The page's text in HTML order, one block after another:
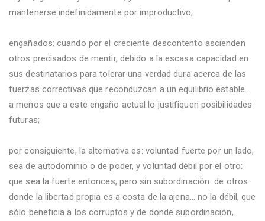
mantenerse indefinidamente por improductivo;
engañados: cuando por el creciente descontento ascienden
otros precisados de mentir, debido a la escasa capacidad en
sus destinatarios para tolerar una verdad dura acerca de las
fuerzas correctivas que reconduzcan a un equilibrio estable…
a menos que a este engaño actual lo justifiquen posibilidades
futuras;
por consiguiente, la alternativa es: voluntad fuerte por un lado,
sea de autodominio o de poder, y voluntad débil por el otro:
que sea la fuerte entonces, pero sin subordinación de otros
donde la libertad propia es a costa de la ajena… no la débil, que
sólo beneficia a los corruptos y de donde subordinación,